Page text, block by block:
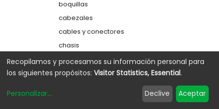
boquillas
cabezales
cables y conectores
chasis
colectores
depósitos
Recopilamos y procesamos su información personal para
los siguientes propósitos: Visitor Statistics, Essential.
Personalizar... Declive Aceptar